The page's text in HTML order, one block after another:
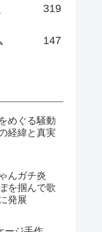
319
147
めぐる騒動
経緯と真実
んガチ炎
を掴んで歌
発展